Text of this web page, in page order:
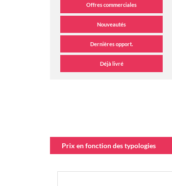
Prix en fonction des typologies